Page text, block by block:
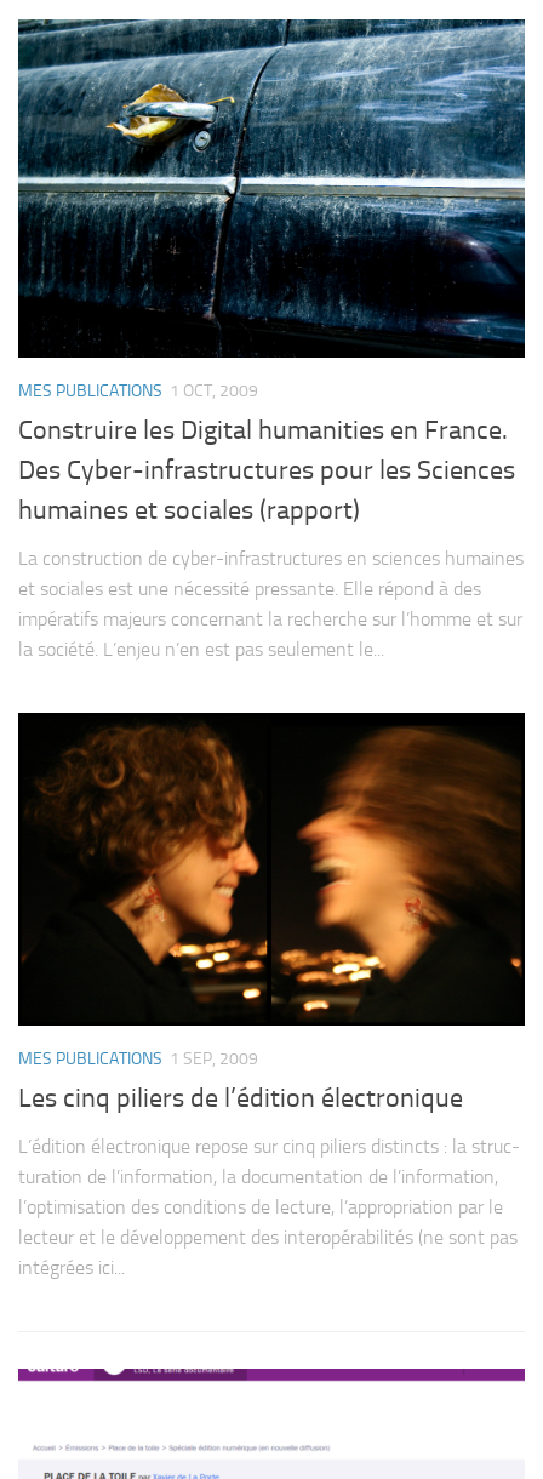
MES PUBLICATIONS 1 OCT, 2009
Construire les Digital humanities en France.
Des Cyber-infrastructures pour les Sciences
humaines et sociales (rapport)
La construction de cyber-infrastructures en sciences humaines
et sociales est une nécessité pressante. Elle répond à des
impératifs majeurs concernant la recherche sur l’homme et sur
la société. L’enjeu n’en est pas seulement le...
MES PUBLICATIONS 1 SEP, 2009
Les cinq piliers de l’édition électronique
L’édition élec­tro­nique repose sur cinq piliers dis­tincts : la struc­
tu­ra­tion de l’information, la docu­men­ta­tion de l’information,
l’optimisation des condi­tions de lec­ture, l’appropriation par le
lec­teur et le déve­lop­pe­ment des inter­opé­ra­bi­li­tés (ne sont pas
inté­grées ici...